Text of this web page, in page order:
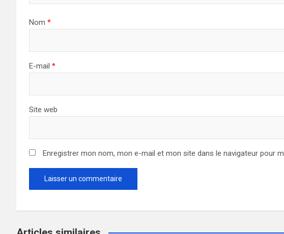
Nom *
E-mail *
Site web
Enregistrer mon nom, mon e-mail et mon site dans le navigateur pour